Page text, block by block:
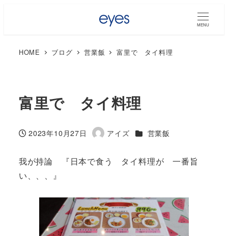
MENU
HOME ブログ 営業飯 富里で タイ料理
富里で タイ料理
投稿日
2023年10月27日
著
アイズ カテゴリー
営業飯
我が持論 『日本で食う タイ料理が 一番旨
い、、、』